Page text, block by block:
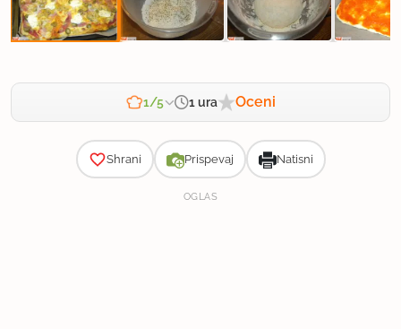
1/5 1 ura Oceni
Shrani Prispevaj Natisni
OGLAS